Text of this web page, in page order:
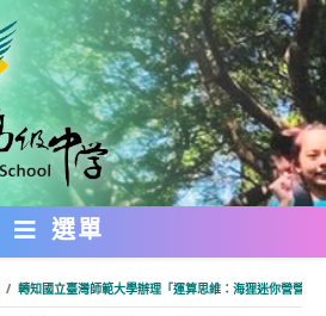
選單
/ 轉知國立臺灣師範大學辦理「運算思維：海狸迷你營營長